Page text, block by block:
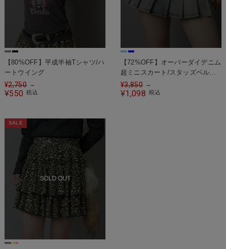
【80%OFF】平成半袖Tシャツ/ハ
ートウイング
¥2,750 →
¥550 税込
【72%OFF】オーバーダイデニム
超ミニスカート/スタッズベルト/
インナーパンツ付き
¥3,850 →
¥1,098 税込
SOLD OUT
SALE